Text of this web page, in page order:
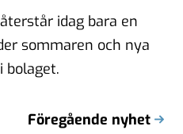
idag bara en
sommaren och nya
Föregående nyhet